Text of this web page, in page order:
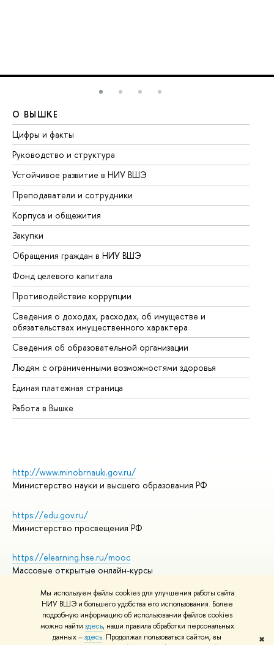
Мы используем файлы cookies для улучшения работы сайта
НИУ ВШЭ и большего удобства его использования. Более
подробную информацию об использовании файлов cookies
можно найти здесь, наши правила обработки персональных
данных –здесь. Продолжая пользоваться сайтом, вы
✖
О ВЫШКЕ
Цифры и факты
Руководство и структура
Устойчивое развитие в НИУ ВШЭ
Преподаватели и сотрудники
Корпуса и общежития
Закупки
Обращения граждан в НИУ ВШЭ
Фонд целевого капитала
Противодействие коррупции
Сведения о доходах, расходах, об имуществе и
обязательствах имущественного характера
Сведения об образовательной организации
Людям с ограниченными возможностями здоровья
Единая платежная страница
Работа в Вышке
http://www.minobrnauki.gov.ru/
Министерство науки и высшего образования РФ
https://edu.gov.ru/
Министерство просвещения РФ
https://elearning.hse.ru/mooc
Массовые открытые онлайн-курсы
© НИУ ВШЭ 1993–2026
Адреса и контакты
Условия использования материалов